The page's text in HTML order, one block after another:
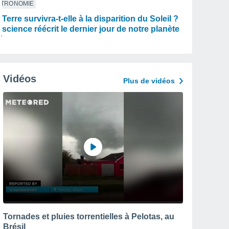
Terre survivra-t-elle à la disparition du Soleil ?
science réécrit le dernier jour de notre planète
Vidéos Plus de vidéos
Tornades et pluies torrentielles à Pelotas, au
Brésil